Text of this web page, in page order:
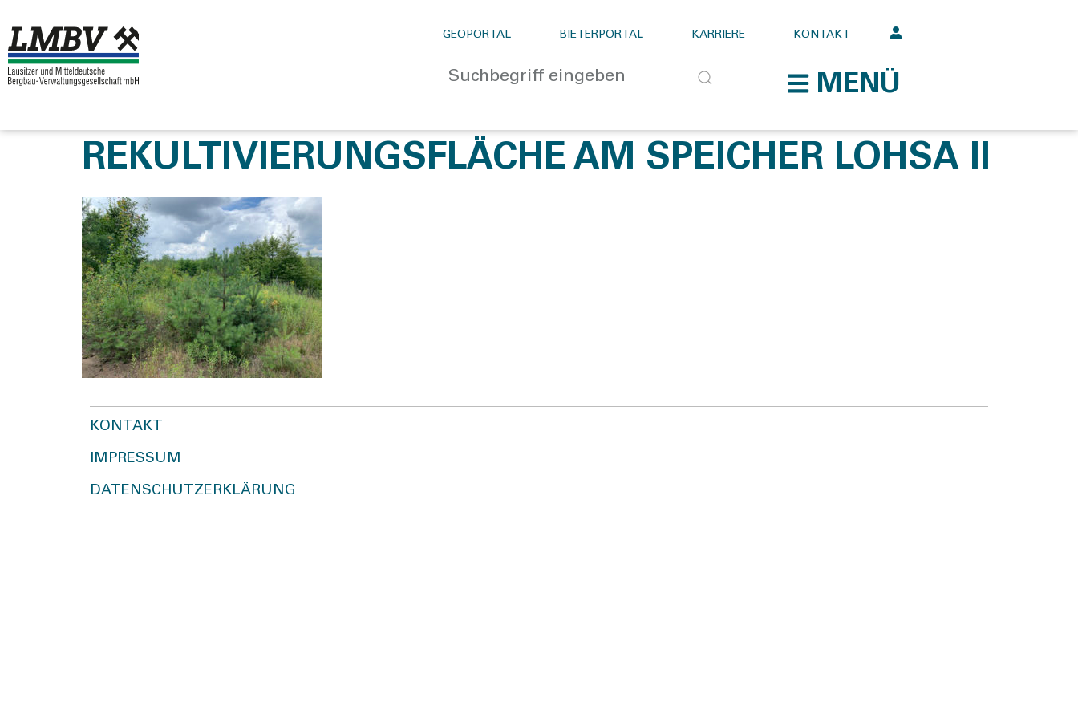
GEOPORTAL BIETERPORTAL KARRIERE KONTAKT
MENÜ
REKULTIVIERUNGSFLÄCHE AM SPEICHER LOHSA II
KONTAKT
IMPRESSUM
DATENSCHUTZERKLÄRUNG